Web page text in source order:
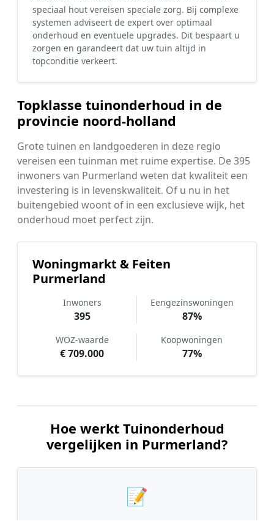
speciaal hout vereisen speciale zorg. Bij complexe
systemen adviseert de expert over optimaal
onderhoud en eventuele upgrades. Dit bespaart u
zorgen en garandeert dat uw tuin altijd in
topconditie verkeert.
Topklasse tuinonderhoud in de
provincie noord-holland
Grote tuinen en landgoederen in deze regio
vereisen een tuinman met ruime expertise. De 395
inwoners van Purmerland weten dat kwaliteit een
investering is in levenskwaliteit. Of u nu in het
buitengebied woont of in een exclusieve wijk, het
onderhoud moet perfect zijn.
Woningmarkt & Feiten
Purmerland
Inwoners
395
Eengezinswoningen
87%
WOZ-waarde
€ 709.000
Koopwoningen
77%
Hoe werkt Tuinonderhoud
vergelijken in Purmerland?
📝